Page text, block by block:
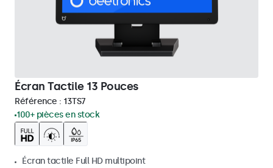
Écran Tactile 13 Pouces
Référence : 13TS7
100+ pièces en stock
Écran tactile Full HD multipoint